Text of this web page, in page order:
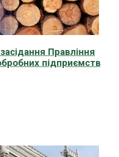
Правління
підприємств